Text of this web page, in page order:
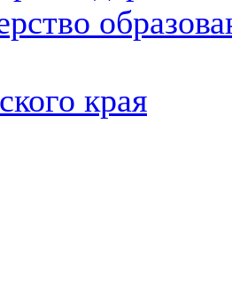
края